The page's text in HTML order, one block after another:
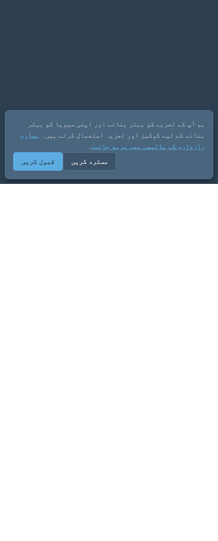
ہم آپ کے تجربے کو بہتر بنانے اور اپنی سیویا کو بہتر
بنانے کے لیے کوکیز اور تجزیہ استعمال کرتے ہیں۔ ہماری
رازداری کی پالیسی میں مزید جانیں.
مسترد کریں
قبول کریں